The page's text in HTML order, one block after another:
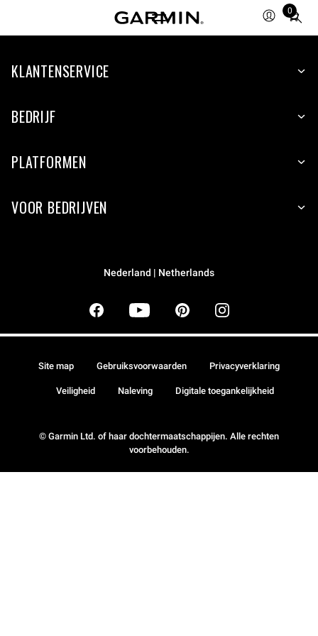
0
Total
items
cart:
KLANTENSERVICE
BEDRIJF
PLATFORMEN
VOOR BEDRIJVEN
Nederland | Netherlands
© Garmin Ltd. of haar dochtermaatschappijen. Alle rechten
voorbehouden.
Site map Gebruiksvoorwaarden Privacyverklaring
Veiligheid Naleving Digitale toegankelijkheid